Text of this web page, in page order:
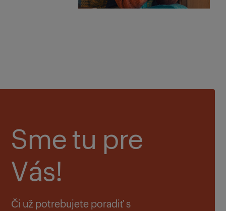
Sme tu pre
Vás!
Či už potrebujete poradiť s